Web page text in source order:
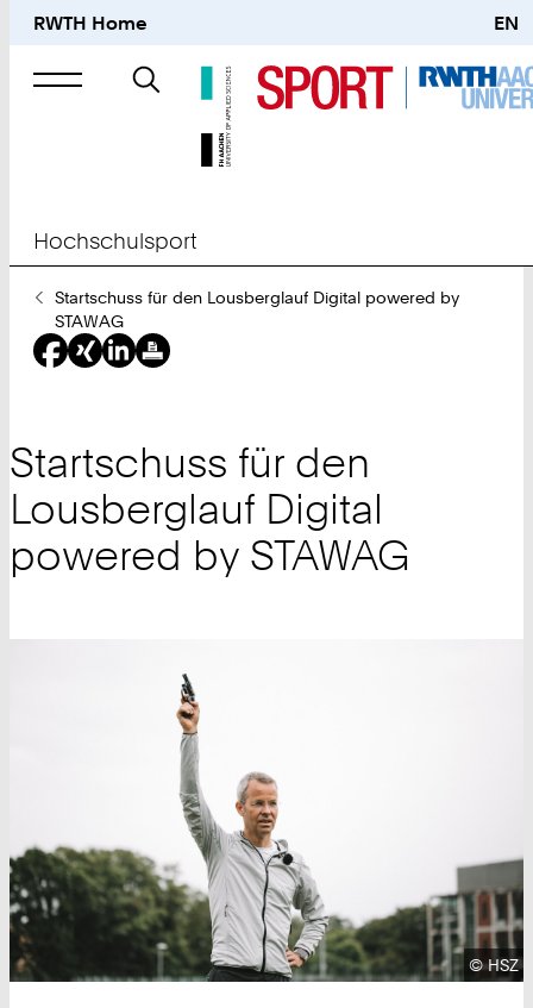
RWTH Home EN
Suche
nach
Hochschulsport
Sie
sind
hier:
Startschuss für den Lousberglauf Digital powered by
STAWAG
Startschuss für den
Lousberglauf Digital
powered by STAWAG
©HSZ